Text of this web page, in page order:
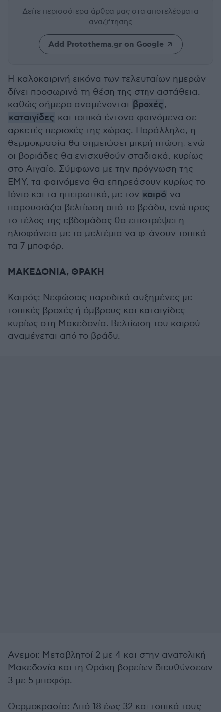
Δείτε περισσότερα άρθρα μας στα αποτελέσματα
αναζήτησης
Add Protothema.gr on Google
Η καλοκαιρινή εικόνα των τελευταίων ημερών
δίνει προσωρινά τη θέση της στην αστάθεια,
καθώς σήμερα αναμένονται βροχές,
καταιγίδες και τοπικά έντονα φαινόμενα σε
αρκετές περιοχές της χώρας. Παράλληλα, η
θερμοκρασία θα σημειώσει μικρή πτώση, ενώ
οι βοριάδες θα ενισχυθούν σταδιακά, κυρίως
στο Αιγαίο. Σύμφωνα με την πρόγνωση της
ΕΜΥ, τα φαινόμενα θα επηρεάσουν κυρίως το
Ιόνιο και τα ηπειρωτικά, με τον καιρό να
παρουσιάζει βελτίωση από το βράδυ, ενώ προς
το τέλος της εβδομάδας θα επιστρέψει η
ηλιοφάνεια με τα μελτέμια να φτάνουν τοπικά
τα 7 μποφόρ.
ΜΑΚΕΔΟΝΙΑ, ΘΡΑΚΗ
Καιρός: Νεφώσεις παροδικά αυξημένες με
τοπικές βροχές ή όμβρους και καταιγίδες
κυρίως στη Μακεδονία. Βελτίωση του καιρού
αναμένεται από το βράδυ.
Ανεμοι: Μεταβλητοί 2 με 4 και στην ανατολική
Μακεδονία και τη Θράκη βορείων διευθύνσεων
3 με 5 μποφόρ.
Θερμοκρασία: Από 18 έως 32 και τοπικά τους